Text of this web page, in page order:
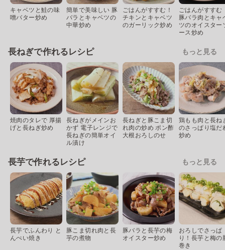
キャベツと鮭の味
噌バター炒め
簡単で美味しい 豚
バラとキャベツの
中華炒め
ごはんがすすむ！
チキンとキャベツ
のガーリック炒め
ごはんがすすむ
豚バラ肉とキャ
ツのオイスター
ース炒め
長ねぎで作れるレシピ もっと見る
焼肉のタレで 厚揚
げと長ねぎ炒め
長ねぎがメインお
かず 電子レンジで
長ねぎの簡単オイ
ル漬け
長ねぎと豚こま切
れ肉の炒め ポン酢
大根おろしのせ
鶏もも肉と長ね
のさっぱり塩だ
炒め
長芋で作れるレシピ もっと見る
長芋でふんわり と
んぺい焼き
豚こま切れ肉と長
芋の煮物
豚バラと長芋の梅
オイスター炒め
おろしでさっぱ
り！長芋と梅の
巻き